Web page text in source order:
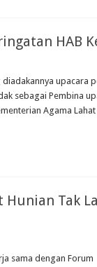
HAB
diadakannya upacara
sebagai Pembina
Agama Lahat
Hunian Tak
sama dengan Forum